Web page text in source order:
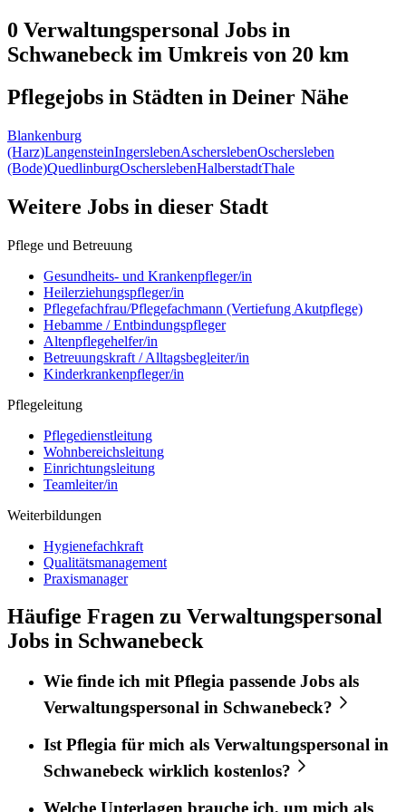
0 Verwaltungspersonal Jobs in
Schwanebeck im Umkreis von 20 km
Pflegejobs in Städten in Deiner Nähe
Blankenburg
(Harz)LangensteinIngerslebenAscherslebenOschersleben
(Bode)QuedlinburgOscherslebenHalberstadtThale
Weitere Jobs in dieser Stadt
Pflege und Betreuung
Gesundheits- und Krankenpfleger/in
Heilerziehungspfleger/in
Pflegefachfrau/Pflegefachmann (Vertiefung Akutpflege)
Hebamme / Entbindungspfleger
Altenpflegehelfer/in
Betreuungskraft / Alltagsbegleiter/in
Kinderkrankenpfleger/in
Pflegeleitung
Pflegedienstleitung
Wohnbereichsleitung
Einrichtungsleitung
Teamleiter/in
Weiterbildungen
Hygienefachkraft
Qualitätsmanagement
Praxismanager
Häufige Fragen zu Verwaltungspersonal
Jobs in Schwanebeck
Wie finde ich mitPflegia passende Jobs als
Verwaltungspersonal in Schwanebeck?
Ist Pflegia für mich als Verwaltungspersonal in
Schwanebeck wirklich kostenlos?
Welche Unterlagen brauche ich, um mich als